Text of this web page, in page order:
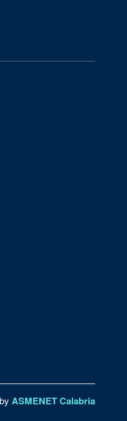
ASMENET Calabria